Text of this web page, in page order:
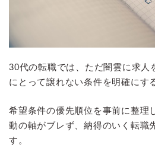
30代の転職では、ただ闇雲に求人
にとって譲れない条件を明確にす
希望条件の優先順位を事前に整理
動の軸がブレず、納得のいく転職
す。